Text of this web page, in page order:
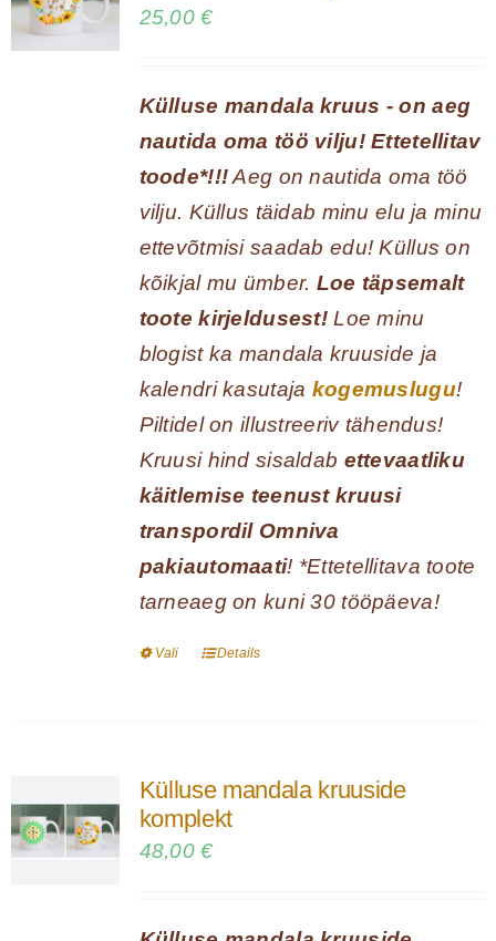
25,00€
Külluse mandala kruus - on aeg
nautida oma töö vilju! Ettetellitav
toode*!!!Aeg on nautida oma töö
vilju. Küllus täidab minu elu ja minu
ettevõtmisi saadab edu! Küllus on
kõikjal mu ümber. Loe täpsemalt
toote kirjeldusest!Loe minu
blogist ka mandala kruuside ja
kalendri kasutaja kogemuslugu!
Piltidel on illustreeriv tähendus!
Kruusi hind sisaldab ettevaatliku
käitlemise teenust kruusi
transpordil Omniva
pakiautomaati! *Ettetellitava toote
tarneaeg on kuni 30 tööpäeva!
Vali
Sellel
varianti.
Details
Külluse mandala kruuside
komplekt
48,00€